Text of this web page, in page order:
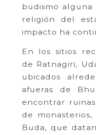
budismo alguna
religión del
impacto ha
En los sitios
de Ratnagiri,
ubicados
afueras de
encontrar
de
Buda, que